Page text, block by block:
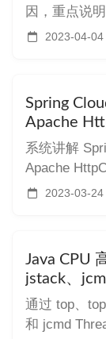
因，重点说
InnoDB 临时
2023-04-04
Spring
Apache
优化实践
系统讲解
Apache
局限、连接
2023-03-24
Java CPU
jstack、
通过 top、
和 jcmd